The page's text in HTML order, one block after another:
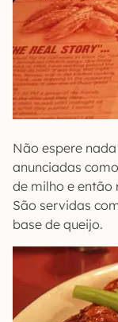
Não espere
anunciadas
de milho e
São servidas
base de queijo.